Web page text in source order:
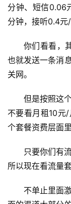
首
页
动
S
卡
套
餐
分钟、短信0.06
分钟，接听0.4元
你们看看，
也就发送一条消
关网。
但是按照这
不要看月租10元
个套餐资费层面
只要你们有
所以现在看流量
不单止里面